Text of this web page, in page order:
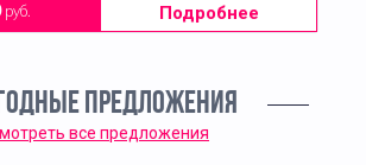
руб. Подробнее
ПРЕДЛОЖЕНИЯ
все предложения